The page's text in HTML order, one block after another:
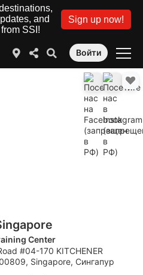
and
SSI!
Sign up now!
Войти
Center
#04-170 KITCHENER
Singapore, Сингапур